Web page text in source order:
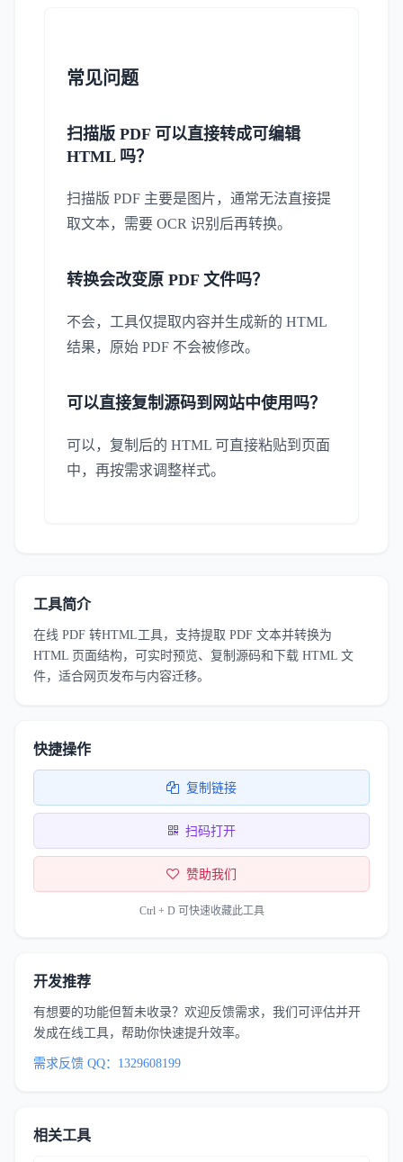
常见问题
扫描版 PDF 可以直接转成可编辑
HTML 吗？
扫描版 PDF 主要是图片，通常无法直接提
取文本，需要 OCR 识别后再转换。
转换会改变原 PDF 文件吗？
不会，工具仅提取内容并生成新的 HTML
结果，原始 PDF 不会被修改。
可以直接复制源码到网站中使用吗？
可以，复制后的 HTML 可直接粘贴到页面
中，再按需求调整样式。
工具简介
在线 PDF 转HTML工具，支持提取 PDF 文本并转换为
HTML 页面结构，可实时预览、复制源码和下载 HTML 文
件，适合网页发布与内容迁移。
快捷操作
复制链接
扫码打开
赞助我们
Ctrl + D 可快速收藏此工具
开发推荐
有想要的功能但暂未收录？欢迎反馈需求，我们可评估并开
发成在线工具，帮助你快速提升效率。
需求反馈 QQ：1329608199
相关工具